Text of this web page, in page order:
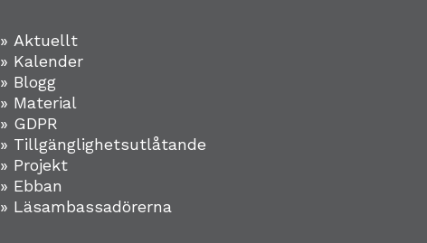
» Aktuellt
» Kalender
» Blogg
» Material
» GDPR
» Tillgänglighetsutlåtande
» Projekt
» Ebban
» Läsambassadörerna